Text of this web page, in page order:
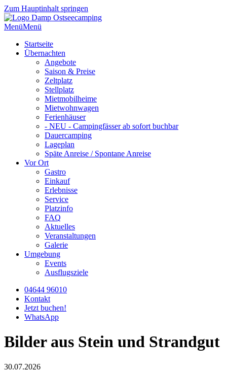
Zum Hauptinhalt springen
MenüMenü
Startseite
Übernachten
Angebote
Saison & Preise
Zeltplatz
Stellplatz
Mietmobilheime
Mietwohnwagen
Ferienhäuser
- NEU - Campingfässer ab sofort buchbar
Dauercamping
Lageplan
Späte Anreise / Spontane Anreise
Vor Ort
Gastro
Einkauf
Erlebnisse
Service
Platzinfo
FAQ
Aktuelles
Veranstaltungen
Galerie
Umgebung
Events
Ausflugsziele
04644 96010
Kontakt
Jetzt buchen!
WhatsApp
Bilder aus Stein und Strandgut
30.07.2026